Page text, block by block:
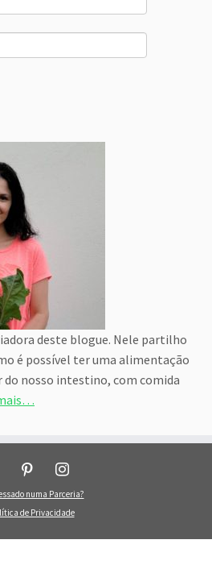
deste blogue. Nele partilho
é possível ter uma alimentação
do nosso intestino, com comida
pinterest instagram
numa Parceria?
de Privacidade